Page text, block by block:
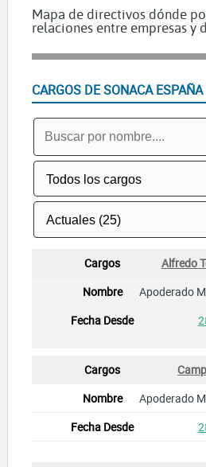
Mapa de directivos dónde
relaciones entre empresas y
CARGOS DE SONACA
Alfredo
Apoderado
Apoderado